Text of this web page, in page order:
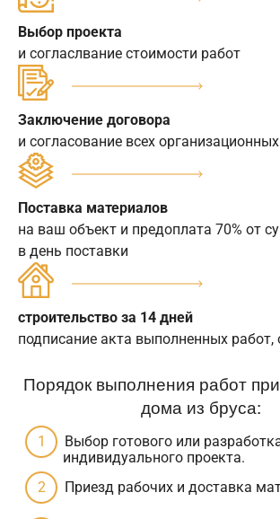
Выбор проекта
и согласлвание стоимости работ
Заключение договора
и согласование всех
Поставка материалов
на ваш объект и предоплата 70% от
в день поставки
строительство за 14 дней
подписание акта выполненных работ,
Порядок выполнения работ
дома из бруса:
Выбор готового или
индивидуального проекта.
Приезд рабочих и доставка